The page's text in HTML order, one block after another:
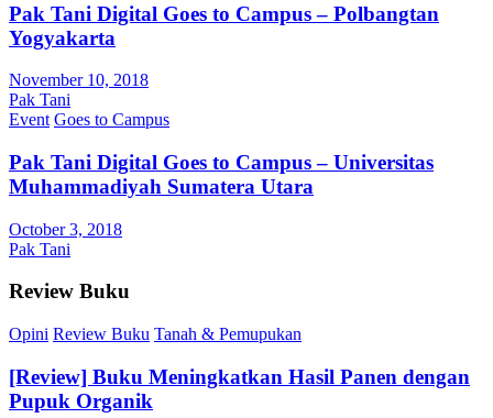
Pak Tani Digital Goes to Campus – Polbangtan
Yogyakarta
November 10, 2018
Pak Tani
Event Goes to Campus
Pak Tani Digital Goes to Campus – Universitas
Muhammadiyah Sumatera Utara
October 3, 2018
Pak Tani
Review Buku
Opini Review Buku Tanah & Pemupukan
[Review] Buku Meningkatkan Hasil Panen dengan
Pupuk Organik